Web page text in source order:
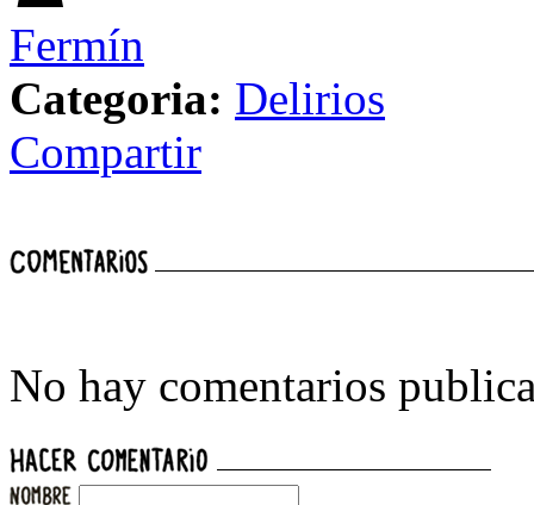
Fermín
Categoria: Delirios
Compartir
No hay comentarios